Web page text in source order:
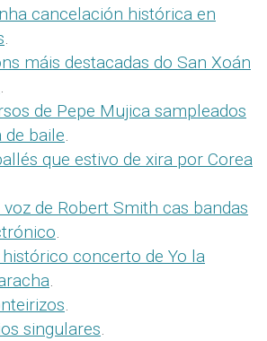
cancelación histórica en
.
máis destacadas do San Xoán
.
de Pepe Mujica sampleados
de baile.
que estivo de xira por Corea
de Robert Smith cas bandas
.
concerto de Yo la
.
.
singulares.